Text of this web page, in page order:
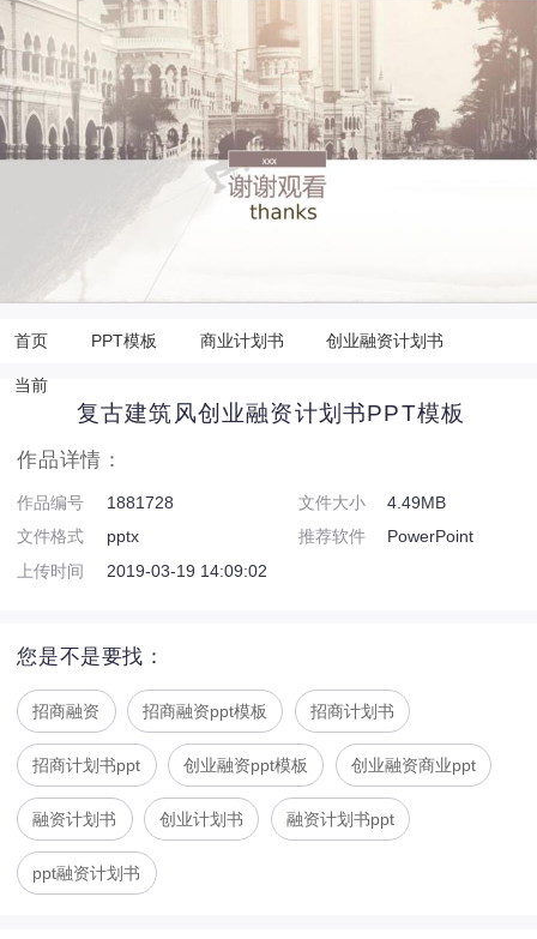
首页 PPT模板 商业计划书 创业融资计划书
当前
复古建筑风创业融资计划书PPT模板
作品详情：
作品编号 1881728 文件大小
4.49MB
文件格式
pptx 推荐软件
PowerPoint
上传时间
2019-03-19 14:09:02
您是不是要找：
招商融资 招商融资ppt模板 招商计划书
招商计划书ppt 创业融资ppt模板 创业融资商业ppt
融资计划书 创业计划书 融资计划书ppt
ppt融资计划书